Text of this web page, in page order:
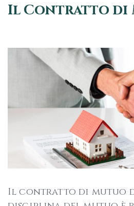
Il Contratto di
Il contratto di mutuo